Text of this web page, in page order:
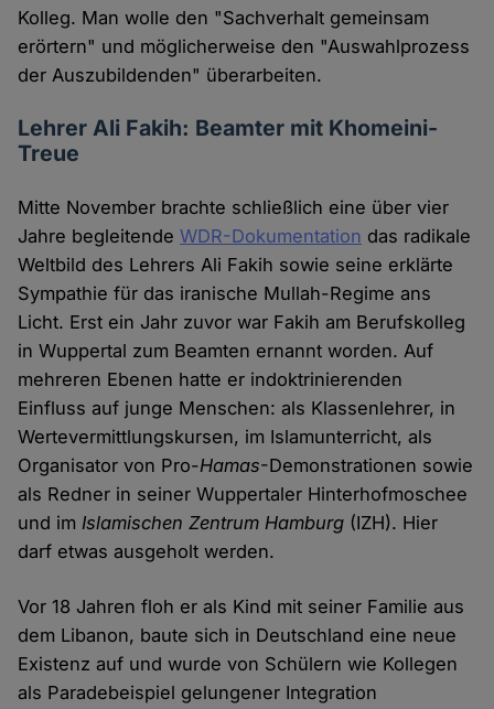
Kolleg. Man wolle den "Sachverhalt gemeinsam
erörtern" und möglicherweise den "Auswahlprozess
der Auszubildenden" überarbeiten.
Lehrer Ali Fakih: Beamter mit Khomeini-
Treue
Mitte November brachte schließlich eine über vier
Jahre begleitendeWDR-Dokumentation das radikale
Weltbild des Lehrers Ali Fakih sowie seine erklärte
Sympathie für das iranische Mullah-Regime ans
Licht. Erst ein Jahr zuvor war Fakih am Berufskolleg
in Wuppertal zum Beamten ernannt worden. Auf
mehreren Ebenen hatte er indoktrinierenden
Einfluss auf junge Menschen: als Klassenlehrer, in
Wertevermittlungskursen, im Islamunterricht, als
Organisator von Pro-Hamas-Demonstrationen sowie
als Redner in seiner Wuppertaler Hinterhofmoschee
und imIslamischen Zentrum Hamburg (IZH). Hier
darf etwas ausgeholt werden.
Vor 18 Jahren floh er als Kind mit seiner Familie aus
dem Libanon, baute sich in Deutschland eine neue
Existenz auf und wurde von Schülern wie Kollegen
als Paradebeispiel gelungener Integration